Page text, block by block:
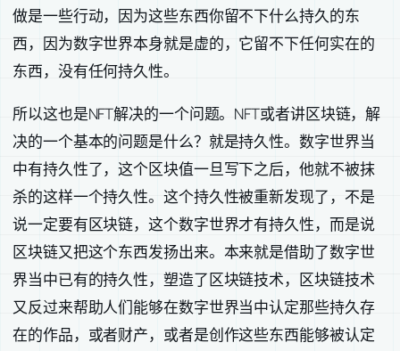
做是一些行动，因为这些东西你留不下什么持久的东
西，因为数字世界本身就是虚的，它留不下任何实在的
东西，没有任何持久性。
所以这也是NFT解决的一个问题。NFT或者讲区块链，解
决的一个基本的问题是什么？就是持久性。数字世界当
中有持久性了，这个区块值一旦写下之后，他就不被抹
杀的这样一个持久性。这个持久性被重新发现了，不是
说一定要有区块链，这个数字世界才有持久性，而是说
区块链又把这个东西发扬出来。本来就是借助了数字世
界当中已有的持久性，塑造了区块链技术，区块链技术
又反过来帮助人们能够在数字世界当中认定那些持久存
在的作品，或者财产，或者是创作这些东西能够被认定